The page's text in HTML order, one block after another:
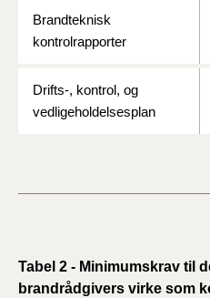
BR18 (1/1-30/6
2018)
BR15 (2015-2018)
Brandteknisk
kontrolrapporter
Drifts-, kontrol, og
vedligeholdelsesplan
Tabel 2 - Minimumskrav til
brandrådgivers virke som